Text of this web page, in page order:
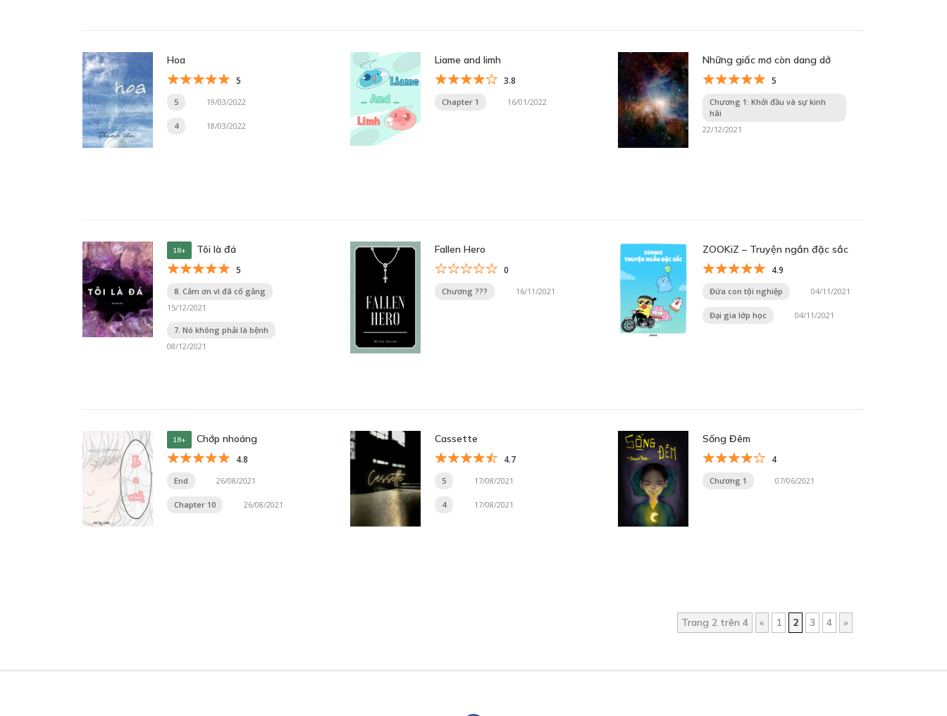
Hoa
5
5 19/03/2022
4 18/03/2022
Liame and limh
3.8
Chapter 1 16/01/2022
Những giấc mơ còn dang dở
5
Chương 1: Khởi đầu và sự kinh
hãi
22/12/2021
18+ Tôi là đá
5
8. Cảm ơn vì đã cố gắng
15/12/2021
7. Nó không phải là bệnh
08/12/2021
Fallen Hero
0
Chương ??? 16/11/2021
ZOOKiZ – Truyện ngắn đặc sắc
4.9
Đứa con tội nghiệp 04/11/2021
Đại gia lớp học 04/11/2021
18+ Chớp nhoáng
4.8
End 26/08/2021
Chapter 10 26/08/2021
Cassette
4.7
5 17/08/2021
4 17/08/2021
Sống Đêm
4
Chương 1 07/06/2021
Trang 2 trên 4 « 1 2 3 4 »